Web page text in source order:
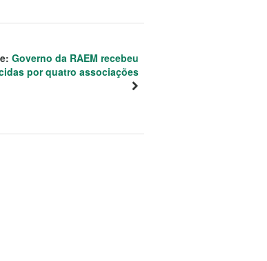
Governo da RAEM recebeu
por quatro associações